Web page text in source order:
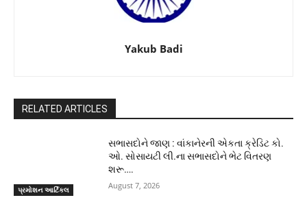
Yakub Badi
RELATED ARTICLES
પ્રમોશન આર્ટિકલ
સભાસદોને જાણ : વાંકાનેરની એકતા ક્રેડિટ કો.
ઓ. સોસાયટી લી.ના સભાસદોને ભેટ વિતરણ
શરૂ….
August 7, 2026